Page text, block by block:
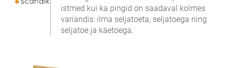
istmed kui ka pingid on saadaval kolmes
variandis: ilma seljatoeta, seljatoega ning
seljatoe ja käetoega.